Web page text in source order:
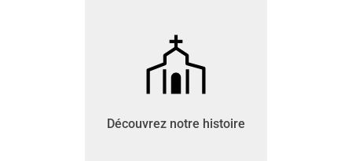
Découvrez notre histoire